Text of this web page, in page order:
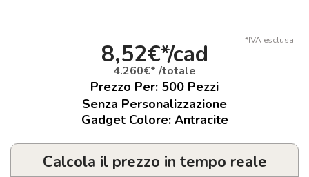
*IVA esclusa
8,52€*/cad
4.260€* /totale
Prezzo Per: 500 Pezzi
Senza Personalizzazione
Gadget Colore: Antracite
Calcola il prezzo in tempo reale